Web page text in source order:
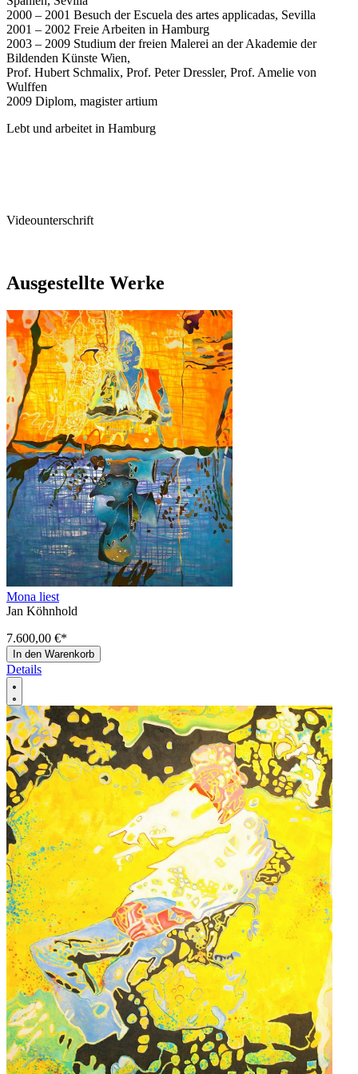
2000 – 2001 Besuch der Escuela des artes applicadas, Sevilla
2001 – 2002 Freie Arbeiten in Hamburg
2003 – 2009 Studium der freien Malerei an der Akademie der
Bildenden Künste Wien,
Prof. Hubert Schmalix, Prof. Peter Dressler, Prof. Amelie von
Wulffen
2009 Diplom, magister artium
Lebt und arbeitet in Hamburg
Videounterschrift
Ausgestellte Werke
Mona liest
Jan Köhnhold
7.600,00 €*
In den Warenkorb
Details